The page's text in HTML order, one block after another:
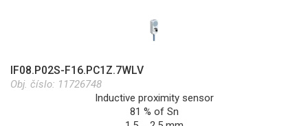
IF08.P02S-F16.PC1Z.7WLV
Obj. číslo: 11726748
Inductive proximity sensor
81 % of Sn